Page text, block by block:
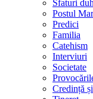
Sfaturi
Postul
Predici
Familia
Catehism
Interviuri
Societate
Credință